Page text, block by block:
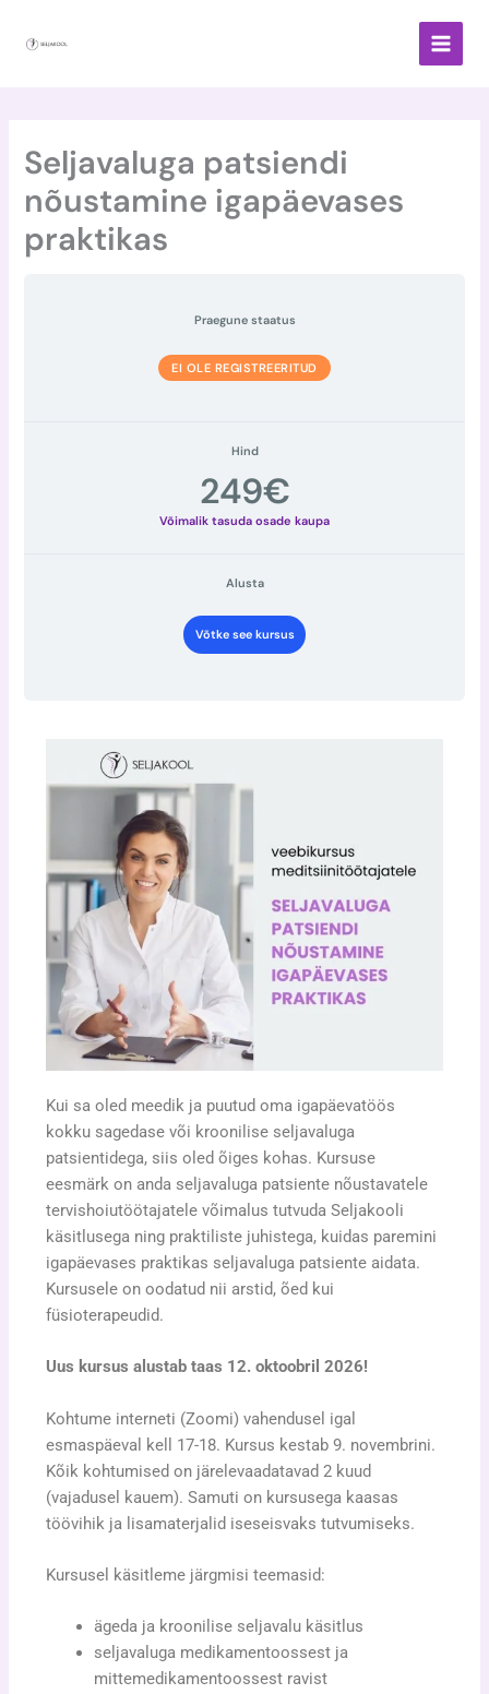
Seljavaluga patsiendi
nõustamine igapäevases
praktikas
Praegune staatus
EI OLE REGISTREERITUD
Hind
249€
Alusta
Võtke see kursus
Kui sa oled meedik ja puutud oma igapäevatöös
kokku sagedase või kroonilise seljavaluga
patsientidega, siis oled õiges kohas. Kursuse
eesmärk on anda seljavaluga patsiente nõustavatele
tervishoiutöötajatele võimalus tutvuda Seljakooli
käsitlusega ning praktiliste juhistega, kuidas paremini
igapäevases praktikas seljavaluga patsiente aidata.
Kursusele on oodatud nii arstid, õed kui
füsioterapeudid.
Uus kursus alustab taas 12. oktoobril 2026!
Kohtume interneti (Zoomi) vahendusel igal
esmaspäeval kell 17-18. Kursus kestab 9. novembrini.
Kõik kohtumised on järelevaadatavad 2 kuud
(vajadusel kauem). Samuti on kursusega kaasas
töövihik ja lisamaterjalid iseseisvaks tutvumiseks.
Kursusel käsitleme järgmisi teemasid:
ägeda ja kroonilise seljavalu käsitlus
seljavaluga medikamentoossest ja
mittemedikamentoossest ravist